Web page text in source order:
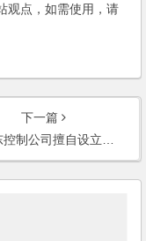
观点，如需使用，请
下一篇
擅自设立子公司，小股东能否行使撤销权？